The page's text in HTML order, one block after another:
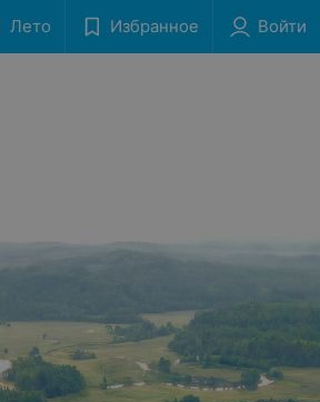
Лето Избранное Войти